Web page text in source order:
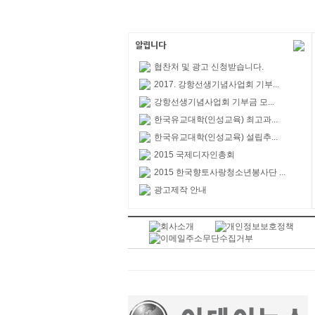
협찬처 및 광고 신청받습니다.
2017. 강항선생기념사업회 기부...
강항선생기념사업회 기부금 모...
한국유교대학(인성교육) 최고과...
한국유교대학(인성교육) 설립추...
2015 국제디자인총회
2015 한국향토사랑청소년봉사단 ...
광고제작 안내